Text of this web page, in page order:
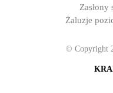
Zasłony
Żaluzje
© Copyright